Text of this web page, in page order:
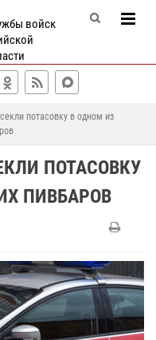
войск
потасовку в одном из
ПОТАСОВКУ
ПИВБАРОВ